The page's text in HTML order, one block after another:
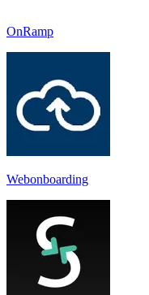
OnRamp
Webonboarding